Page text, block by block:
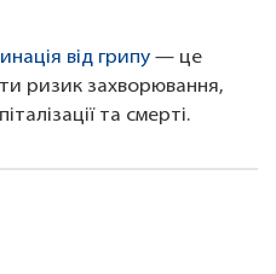
від грипу — це
ризик захворювання,
та смерті.